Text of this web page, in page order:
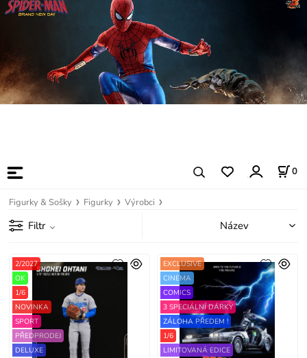
0
Figurky & Sošky Figurky Výrobci
Filtr
2/2027
OK
1/6
NOVINKA
SPORT
PŘEDPRODEJ
DELUXE
EXCLUSIVE
CINEMA
COMICS
3 SPECIÁLNÍ DÁRKY
ZÁLOHA PŘEDEM !
1/6
LIMITOVANÁ EDICE